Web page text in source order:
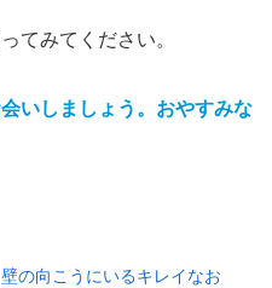
てみてください。
いしましょう。おやすみな
壁の向こうにいるキレイなお